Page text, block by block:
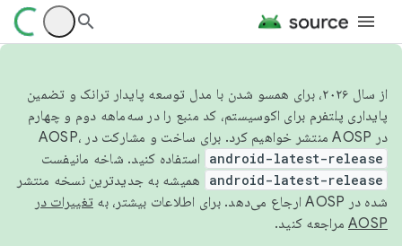
از سال ۲۰۲۶، برای همسو شدن با مدل توسعه پایدار ترانک و تضمین
پایداری پلتفرم برای اکوسیستم، کد منبع را در سه‌ماهه دوم و چهارم
در AOSP منتشر خواهیم کرد. برای ساخت و مشارکت در AOSP،
android-latest-release استفاده کنید. شاخه مانیفست
android-latest-release
همیشه به جدیدترین نسخه منتشر
شده در AOSP ارجاع می‌دهد. برای اطلاعات بیشتر، به
تغییرات در
AOSP مراجعه کنید.